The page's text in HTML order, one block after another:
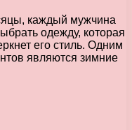
каждый мужчина
одежду, которая
его стиль. Одним
являются зимние